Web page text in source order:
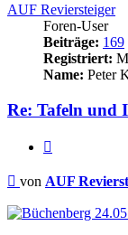
AUF Reviersteiger
Foren-User
Beiträge: 169
Registriert:
Name: Peter
Re: Tafeln und
Beitrag
von AUF